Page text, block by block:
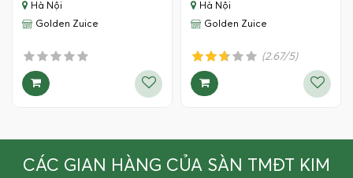
Hà Nội
Golden Zuice
Hà Nội
Golden Zuice
(2.67/5)
CÁC GIAN HÀNG CỦA SÀN TMĐT KIM